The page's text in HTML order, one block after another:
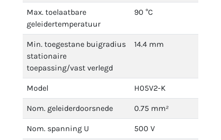
Max. toelaatbare
geleidertemperatuur
90 °C
Min. toegestane buigradius
stationaire
toepassing/vast verlegd
14.4 mm
Model H05V2-K
Nom. geleiderdoorsnede 0.75 mm²
Nom. spanning U 500 V